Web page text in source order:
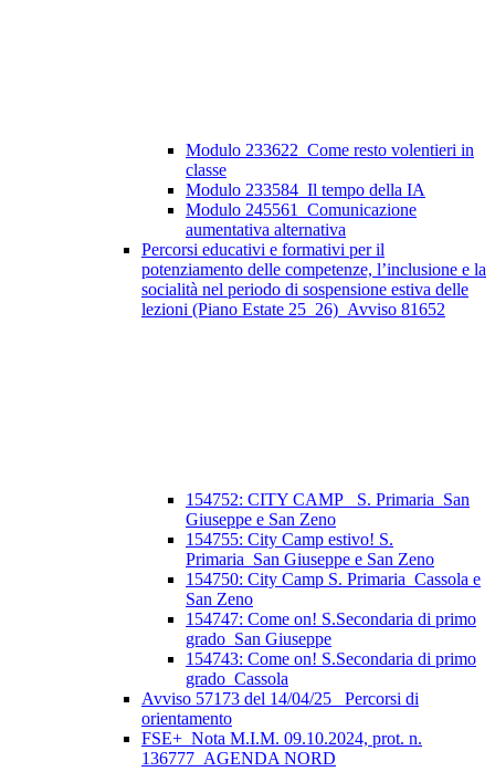
Modulo 233622_Come resto volentieri in
classe
Modulo 233584_Il tempo della IA
Modulo 245561_Comunicazione
aumentativa alternativa
Percorsi educativi e formativi per il
potenziamento delle competenze, l’inclusione e la
socialità nel periodo di sospensione estiva delle
lezioni (Piano Estate 25_26)_Avviso 81652
154752: CITY CAMP_ S. Primaria_San
Giuseppe e San Zeno
154755: City Camp estivo! S.
Primaria_San Giuseppe e San Zeno
154750: City Camp S. Primaria_Cassola e
San Zeno
154747: Come on! S.Secondaria di primo
grado_San Giuseppe
154743: Come on! S.Secondaria di primo
grado_Cassola
Avviso 57173 del 14/04/25_ Percorsi di
orientamento
FSE+_Nota M.I.M. 09.10.2024, prot. n.
136777_AGENDA NORD